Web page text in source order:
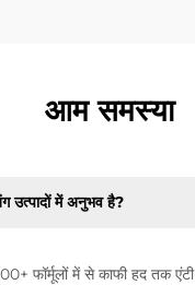
आम समस्या
उत्पादों में अनुभव है?
फॉर्मूलों में से काफी हद तक